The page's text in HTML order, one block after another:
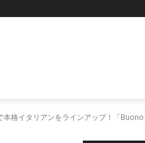
格イタリアンをラインアップ！「